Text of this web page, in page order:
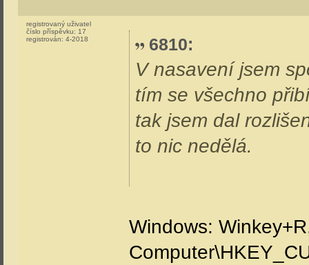
registrovaný uživatel
číslo příspěvku: 17
registrován: 4-2018 6810:
V nasavení jsem
tím se všechno
tak jsem dal
to nic nedělá.
Windows: